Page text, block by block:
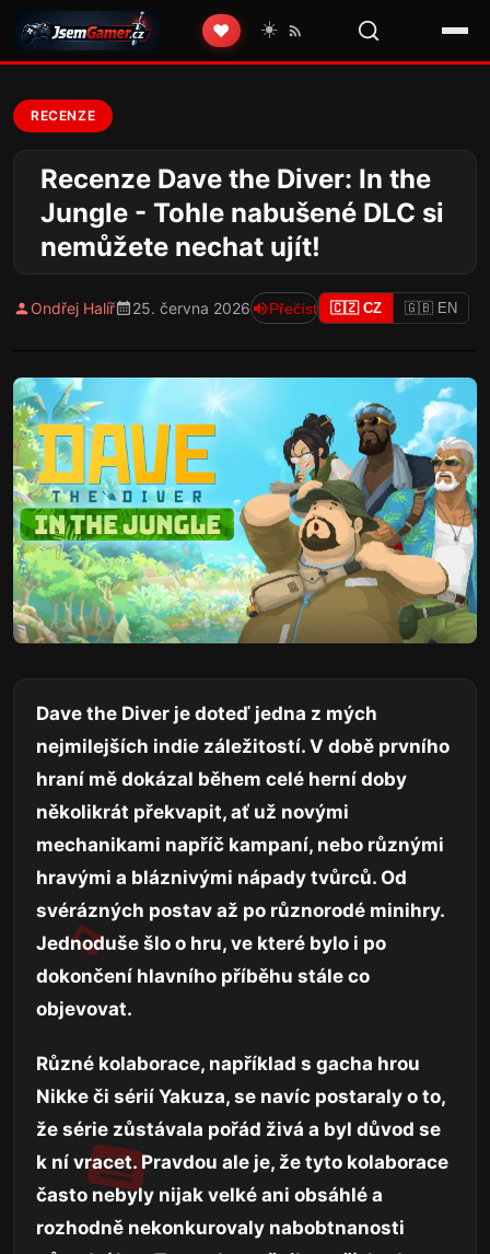
❤️ ☀️
RECENZE
Recenze Dave the Diver: In the
Jungle - Tohle nabušené DLC si
nemůžete nechat ujít!
Ondřej Halíř 25. června 2026 Přečíst 🇨🇿 CZ 🇬🇧 EN
Dave the Diver je doteď jedna z mých
nejmilejších indie záležitostí. V době prvního
hraní mě dokázal během celé herní doby
několikrát překvapit, ať už novými
mechanikami napříč kampaní, nebo různými
hravými a bláznivými nápady tvůrců. Od
svérázných postav až po různorodé minihry.
Jednoduše šlo o hru, ve které bylo i po
dokončení hlavního příběhu stále co
objevovat.
Různé kolaborace, například s gacha hrou
Nikke či sérií Yakuza, se navíc postaraly o to,
že série zůstávala pořád živá a byl důvod se
k ní vracet. Pravdou ale je, že tyto kolaborace
často nebyly nijak velké ani obsáhlé a
rozhodně nekonkurovaly nabobtnanosti